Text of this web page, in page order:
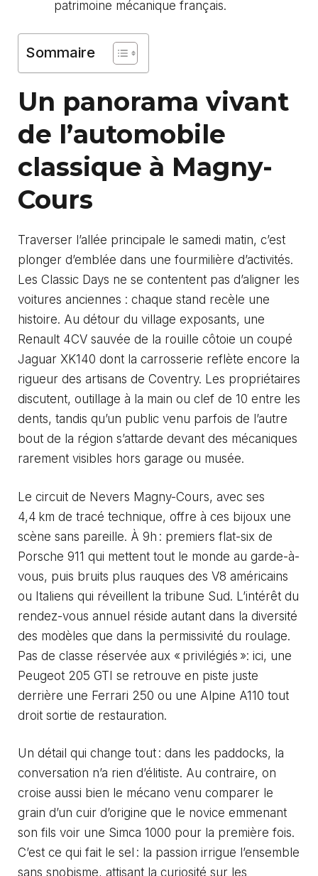
patrimoine mécanique français.
Sommaire
Un panorama vivant
de l’automobile
classique à Magny-
Cours
Traverser l’allée principale le samedi matin, c’est
plonger d’emblée dans une fourmilière d’activités.
Les Classic Days ne se contentent pas d’aligner les
voitures anciennes : chaque stand recèle une
histoire. Au détour du village exposants, une
Renault 4CV sauvée de la rouille côtoie un coupé
Jaguar XK140 dont la carrosserie reflète encore la
rigueur des artisans de Coventry. Les propriétaires
discutent, outillage à la main ou clef de 10 entre les
dents, tandis qu’un public venu parfois de l’autre
bout de la région s’attarde devant des mécaniques
rarement visibles hors garage ou musée.
Le circuit de Nevers Magny-Cours, avec ses
4,4 km de tracé technique, offre à ces bijoux une
scène sans pareille. À 9h : premiers flat-six de
Porsche 911 qui mettent tout le monde au garde-à-
vous, puis bruits plus rauques des V8 américains
ou Italiens qui réveillent la tribune Sud. L’intérêt du
rendez-vous annuel réside autant dans la diversité
des modèles que dans la permissivité du roulage.
Pas de classe réservée aux « privilégiés »: ici, une
Peugeot 205 GTI se retrouve en piste juste
derrière une Ferrari 250 ou une Alpine A110 tout
droit sortie de restauration.
Un détail qui change tout : dans les paddocks, la
conversation n’a rien d’élitiste. Au contraire, on
croise aussi bien le mécano venu comparer le
grain d’un cuir d’origine que le novice emmenant
son fils voir une Simca 1000 pour la première fois.
C’est ce qui fait le sel : la passion irrigue l’ensemble
sans snobisme, attisant la curiosité sur les